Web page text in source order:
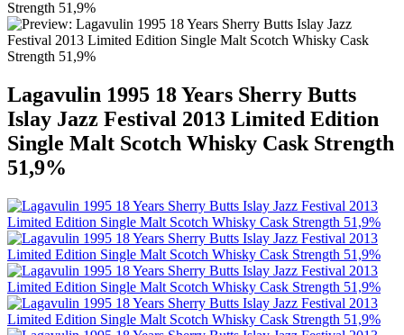
Lagavulin 1995 18 Years Sherry Butts
Islay Jazz Festival 2013 Limited Edition
Single Malt Scotch Whisky Cask Strength
51,9%